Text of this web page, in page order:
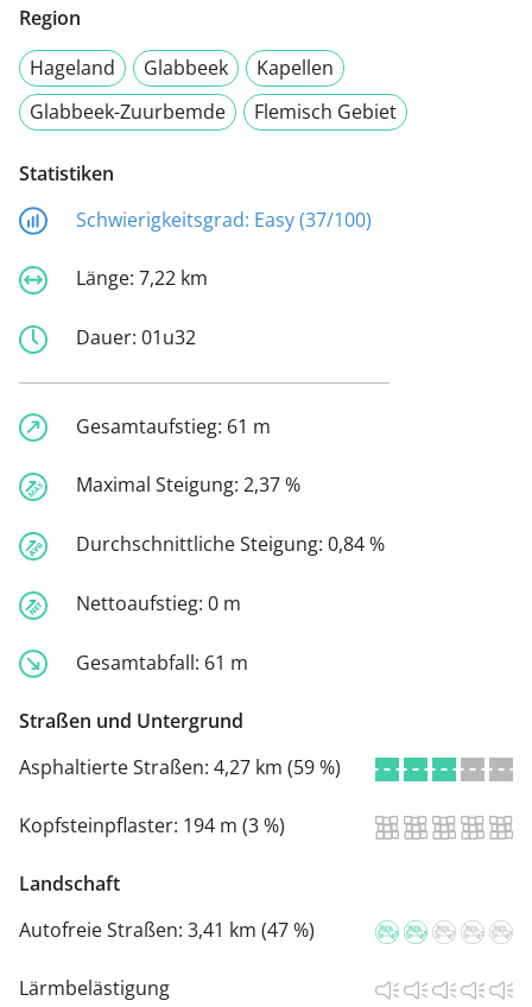
Region
Hageland
Glabbeek
Kapellen
Glabbeek-Zuurbemde
Flemisch Gebiet
Statistiken
Schwierigkeitsgrad: Easy (37/100)
Länge: 7,22 km
Dauer: 01u32
Gesamtaufstieg: 61 m
Maximal Steigung: 2,37 %
Durchschnittliche Steigung: 0,84 %
Nettoaufstieg: 0 m
Gesamtabfall: 61 m
Straßen und Untergrund
Asphaltierte Straßen: 4,27 km (59 %)
Kopfsteinpflaster: 194 m (3 %)
Landschaft
Autofreie Straßen: 3,41 km (47 %)
Lärmbelästigung